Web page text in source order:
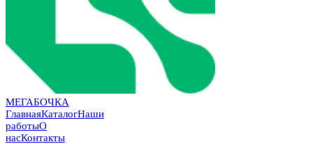
МЕГАБОЧКА
ГлавнаяКаталогНаши
работыО
насКонтакты